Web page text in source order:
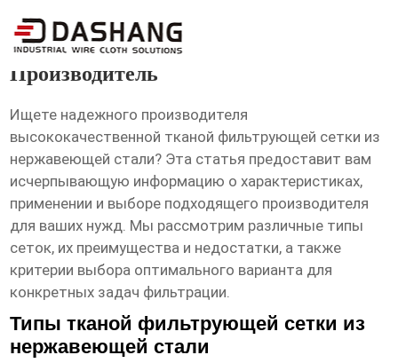
высокое ксчество сетка тканая
фильтровая нержавеющая
Производитель
Ищете надежного производителя
высококачественной тканой фильтрующей сетки из
нержавеющей стали? Эта статья предоставит вам
исчерпывающую информацию о характеристиках,
применении и выборе подходящего производителя
для ваших нужд. Мы рассмотрим различные типы
сеток, их преимущества и недостатки, а также
критерии выбора оптимального варианта для
конкретных задач фильтрации.
Типы тканой фильтрующей сетки из
нержавеющей стали